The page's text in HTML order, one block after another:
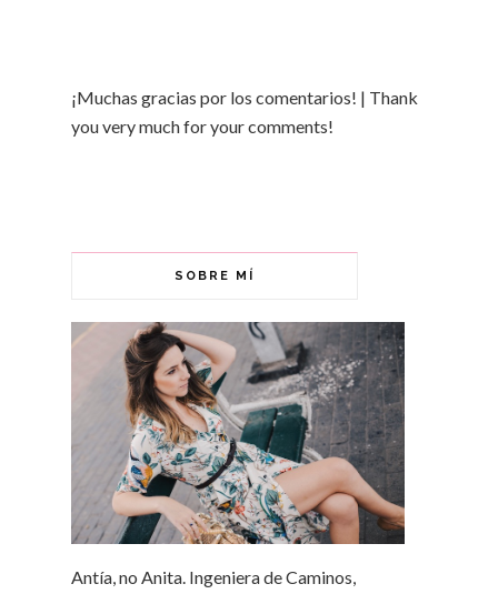
¡Muchas gracias por los comentarios! | Thank
you very much for your comments!
SOBRE MÍ
Antía, no Anita. Ingeniera de Caminos,